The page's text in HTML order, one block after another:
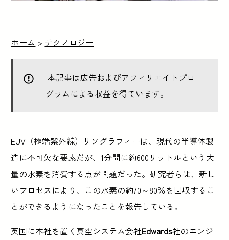
ホーム > テクノロジー
本記事は広告およびアフィリエイトプロ
グラムによる収益を得ています。
EUV（極端紫外線）リソグラフィーは、現代の半導体製
造に不可欠な要素だが、1分間に約600リットルという大
量の水素を消費する点が問題だった。研究者らは、新し
いプロセスにより、この水素の約70～80％を回収するこ
とができるようになったことを報告している。
英国に本社を置く真空システム会社Edwards社のエンジ